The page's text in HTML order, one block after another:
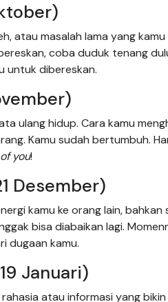
atau masalah lama yang
coba duduk tenang
untuk dibereskan.
ulang hidup. Cara kamu
Kamu sudah bertumbuh.
you!
Desember)
kamu ke orang lain, bahkan
bisa diabaikan lagi.
dugaan kamu.
Januari)
atau informasi yang